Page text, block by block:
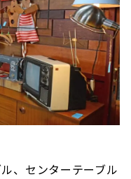
、センターテーブル